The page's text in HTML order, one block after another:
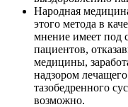
Народная
этого метода в
мнение имеет под
пациентов,
медицины,
надзором
тазобедренного
возможно.